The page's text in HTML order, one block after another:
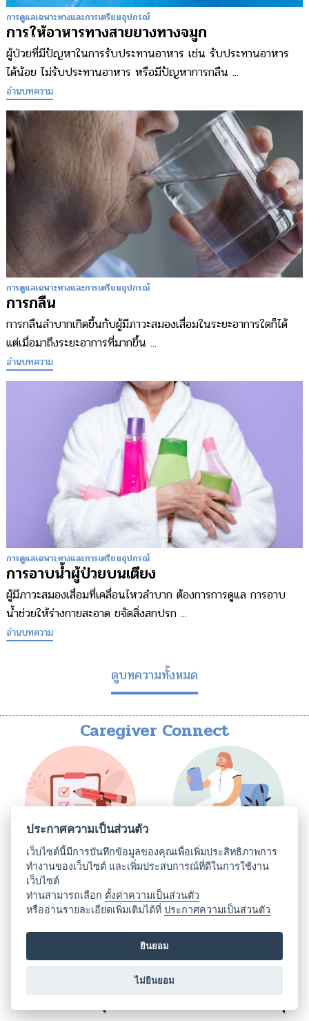
การดูแลเฉพาะทางและการเตรียมอุปกรณ์
การให้อาหารทางสายยางทางจมูก
ผู้ป่วยที่มีปัญหาในการรับประทานอาหาร เช่น รับประทานอาหาร
ได้น้อย ไม่รับประทานอาหาร หรือมีปัญหาการกลืน ...
อ่านบทความ
การดูแลเฉพาะทางและการเตรียมอุปกรณ์
การกลืน
การกลืนลำบากเกิดขึ้นกับผู้มีภาวะสมองเสื่อมในระยะอาการใดก็ได้
แต่เมื่อมาถึงระยะอาการที่มากขึ้น ...
อ่านบทความ
การดูแลเฉพาะทางและการเตรียมอุปกรณ์
การอาบน้ำผู้ป่วยบนเตียง
ผู้มีภาวะสมองเสื่อมที่เคลื่อนไหวลำบาก ต้องการการดูแล การอาบ
น้ำช่วยให้ร่างกายสะอาด ขจัดสิ่งสกปรก ...
อ่านบทความ
ดูบทความทั้งหมด
Caregiver Connect
แบบประเมินผู้ดูแล ติดต่อที่ปรึกษา
กิจกรรมใกล้คุณ แหล่งช่วยเหลือและสนับสนุน
ประกาศความเป็นส่วนตัว
เว็บไซต์นี้มีการบันทึกข้อมูลของคุณเพื่อเพิ่มประสิทธิภาพการ
ทำงานของเว็บไซต์ และเพิ่มประสบการณ์ที่ดีในการใช้งาน
เว็บไซต์
ท่านสามารถเลือก ตั้งค่าความเป็นส่วนตัว
หรืออ่านรายละเอียดเพิ่มเติมได้ที่ประกาศความเป็นส่วนตัว
ยินยอม
ไม่ยินยอม